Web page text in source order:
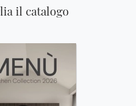
il catalogo